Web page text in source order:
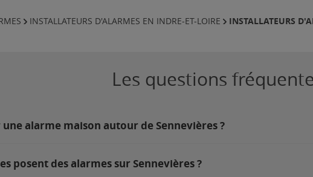
INSTALLATEURS D'ALARMES EN INDRE-ET-LOIRE INSTALLATEURS
Les questions
alarme maison autour de Sennevières ?
posent des alarmes sur Sennevières ?